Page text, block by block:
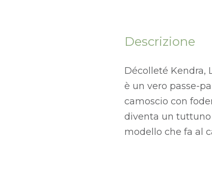
Descrizione
Décolleté Kendra,
è un vero passe-
camoscio con
diventa un tuttuno
modello che fa al